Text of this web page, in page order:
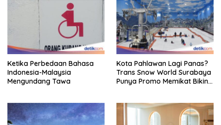
Ketika Perbedaan Bahasa
Indonesia-Malaysia
Mengundang Tawa
Kota Pahlawan Lagi Panas?
Trans Snow World Surabaya
Punya Promo Memikat Bikin